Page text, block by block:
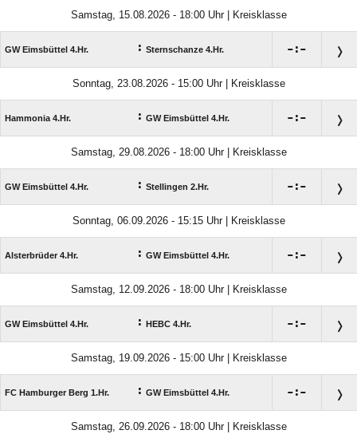
Samstag, 15.08.2026 - 18:00 Uhr | Kreisklasse
GW Eimsbüttel 4.Hr. : Sternschanze 4.Hr. :
Sonntag, 23.08.2026 - 15:00 Uhr | Kreisklasse
Hammonia 4.Hr. : GW Eimsbüttel 4.Hr. :
Samstag, 29.08.2026 - 18:00 Uhr | Kreisklasse
GW Eimsbüttel 4.Hr. : Stellingen 2.Hr. :
Sonntag, 06.09.2026 - 15:15 Uhr | Kreisklasse
Alsterbrüder 4.Hr. : GW Eimsbüttel 4.Hr. :
Samstag, 12.09.2026 - 18:00 Uhr | Kreisklasse
GW Eimsbüttel 4.Hr. : HEBC 4.Hr. :
Samstag, 19.09.2026 - 15:00 Uhr | Kreisklasse
FC Hamburger Berg 1.Hr. : GW Eimsbüttel 4.Hr. :
Samstag, 26.09.2026 - 18:00 Uhr | Kreisklasse